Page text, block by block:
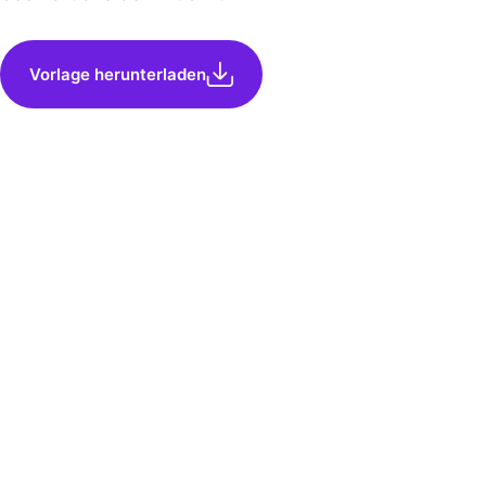
Vorlage herunterladen